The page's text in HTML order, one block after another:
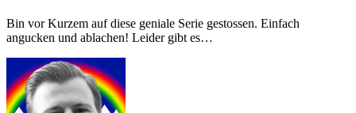
Bin vor Kurzem auf diese geniale Serie gestossen. Einfach
angucken und ablachen! Leider gibt es…